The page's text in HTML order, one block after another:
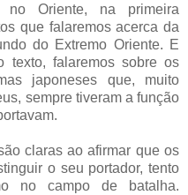
no Oriente, na primeira
que falaremos acerca da
do Extremo Oriente. E
texto, falaremos sobre os
japoneses que, muito
sempre tiveram a função
claras ao afirmar que os
o seu portador, tento
no campo de batalha.